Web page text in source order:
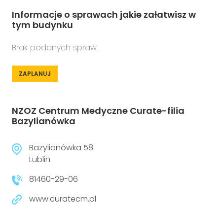
Informacje o sprawach jakie załatwisz w
tym budynku
Brak podanych spraw
ZAPLANUJ
NZOZ Centrum Medyczne Curate-filia
Bazylianówka
Bazylianówka 58
Lublin
81460-29-06
www.curatecm.pl